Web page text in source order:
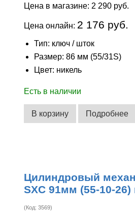
Цена в магазине: 2 290 руб.
Цена онлайн: 2 176 руб.
Тип: ключ / шток
Размер: 86 мм (55/31S)
Цвет: никель
Есть в наличии
В корзину Подробнее
Цилиндровый
SXC 91мм (55-10-26)
(Код:3569)